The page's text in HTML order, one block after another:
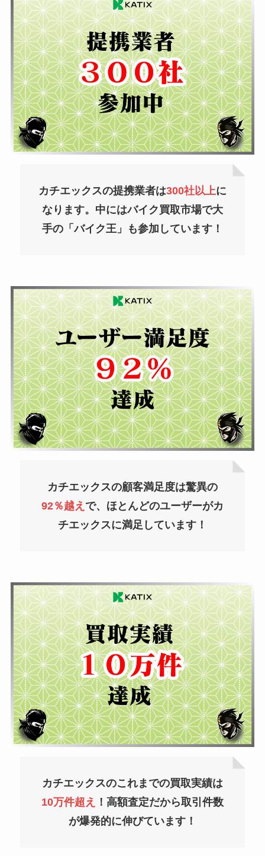
カチエックスの提携業者は300社以上に
なります。 中にはバイク買取市場で大
手の「バイク王」も参加しています！
カチエックスの顧客満足度は驚異の
92％越え で、ほとんどのユーザーがカ
チエックスに満足しています！
カチエックスのこれまでの買取実績は
10万件超え ！高額査定だから取引件数
が爆発的に伸びています！